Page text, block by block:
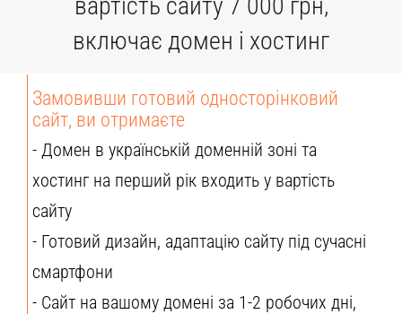
включає домен і хостинг
Замовивши готовий односторінковий
сайт, ви отримаєте
- Домен в українській доменній зоні та
хостинг на перший рік входить у вартість
сайту
- Готовий дизайн, адаптацію сайту під сучасні
смартфони
- Сайт на вашому домені за 1-2 робочих дні,